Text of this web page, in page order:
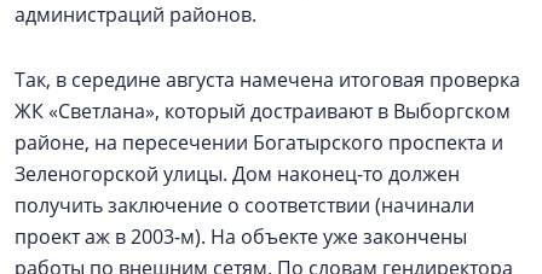
администраций районов.
Так, в середине августа намечена итоговая проверка
ЖК «Светлана», который достраивают в Выборгском
районе, на пересечении Богатырского проспекта и
Зеленогорской улицы. Дом наконец-то должен
получить заключение о соответствии (начинали
проект аж в 2003-м). На объекте уже закончены
работы по внешним сетям. По словам гендиректора